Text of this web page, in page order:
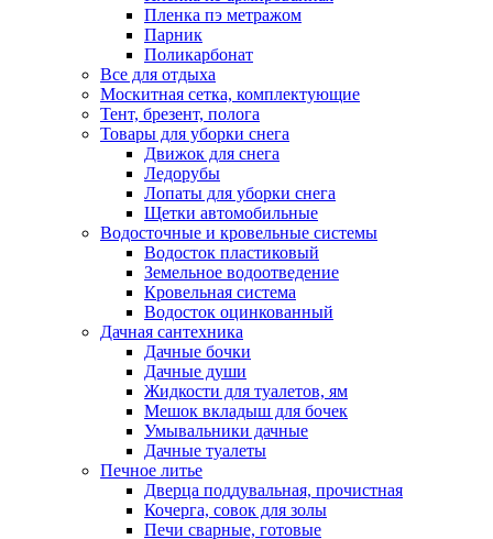
Пленка пэ метражом
Парник
Поликарбонат
Все для отдыха
Москитная сетка, комплектующие
Тент, брезент, полога
Товары для уборки снега
Движок для снега
Ледорубы
Лопаты для уборки снега
Щетки автомобильные
Водосточные и кровельные системы
Водосток пластиковый
Земельное водоотведение
Кровельная система
Водосток оцинкованный
Дачная сантехника
Дачные бочки
Дачные души
Жидкости для туалетов, ям
Мешок вкладыш для бочек
Умывальники дачные
Дачные туалеты
Печное литье
Дверца поддувальная, прочистная
Кочерга, совок для золы
Печи сварные, готовые